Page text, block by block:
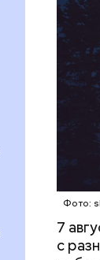
Фото:
7
с
соль.